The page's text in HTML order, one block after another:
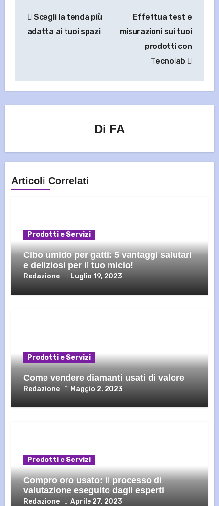
articoli
Scegli la tenda più
adatta ai tuoi spazi
Effettua test e
misurazioni sui tuoi
prodotti con
Tecnolab
Di FA
Articoli Correlati
Prodotti e Servizi
Cibo umido per gatti: 5 vantaggi salutari
e deliziosi per il tuo micio!
Redazione Luglio 19, 2023
Prodotti e Servizi
Come vendere diamanti usati di valore
Redazione Maggio 2, 2023
Prodotti e Servizi
Compro oro usato: il processo di
valutazione eseguito dagli esperti
Redazione Aprile 27, 2023